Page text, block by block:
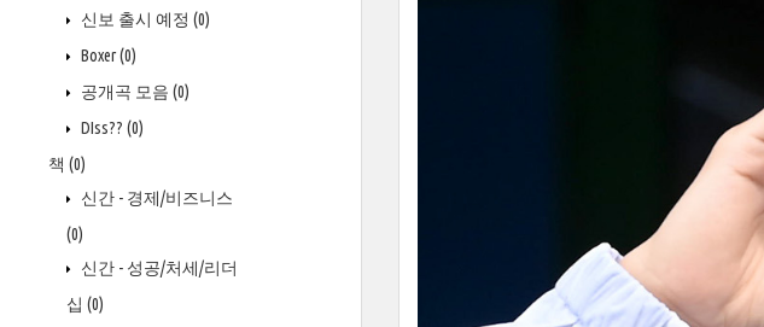
신보 출시 예정 (0)
Boxer(0)
공개곡 모음 (0)
DIss?? (0)
책 (0)
신간 - 경제/비즈니스
(0)
신간 - 성공/처세/리더
십 (0)